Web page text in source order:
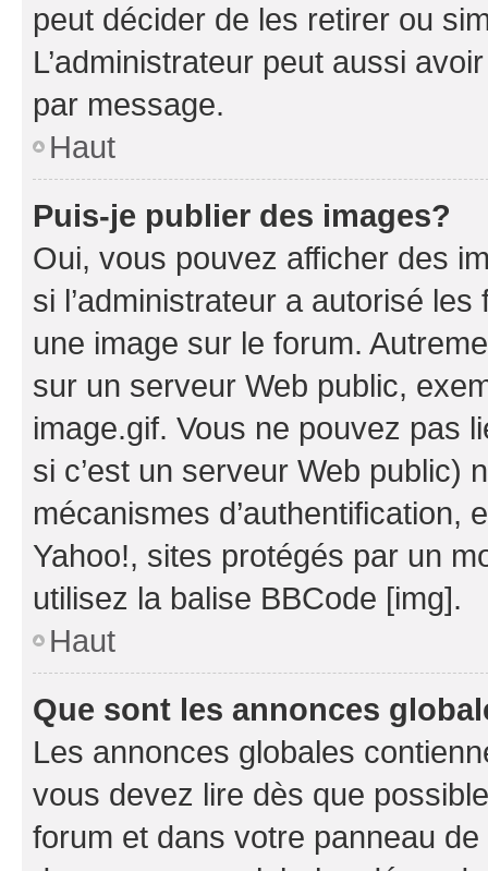
peut décider de les retirer ou
L’administrateur peut aussi
par message.
Haut
Puis-je publier des images?
Oui, vous pouvez afficher des
si l’administrateur a autorisé
une image sur le forum.
sur un serveur Web public,
image.gif. Vous ne pouvez pas
si c’est un serveur Web public)
mécanismes d’authentification,
Yahoo!, sites protégés par un
utilisez la balise BBCode [img].
Haut
Que sont les annonces
Les annonces globales
vous devez lire dès que
forum et dans votre panneau